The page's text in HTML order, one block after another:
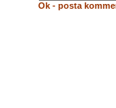
Ok - posta